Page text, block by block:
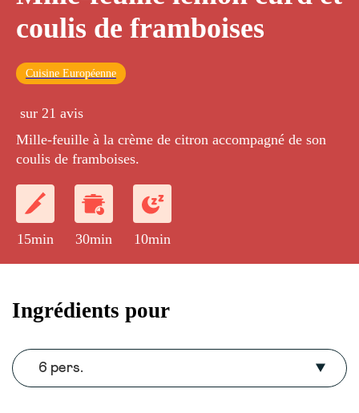
coulis de framboises
Cuisine Européenne
sur 21 avis
Mille-feuille à la crème de citron accompagné de son
coulis de framboises.
15min 30min 10min
Ingrédients pour
6 pers.